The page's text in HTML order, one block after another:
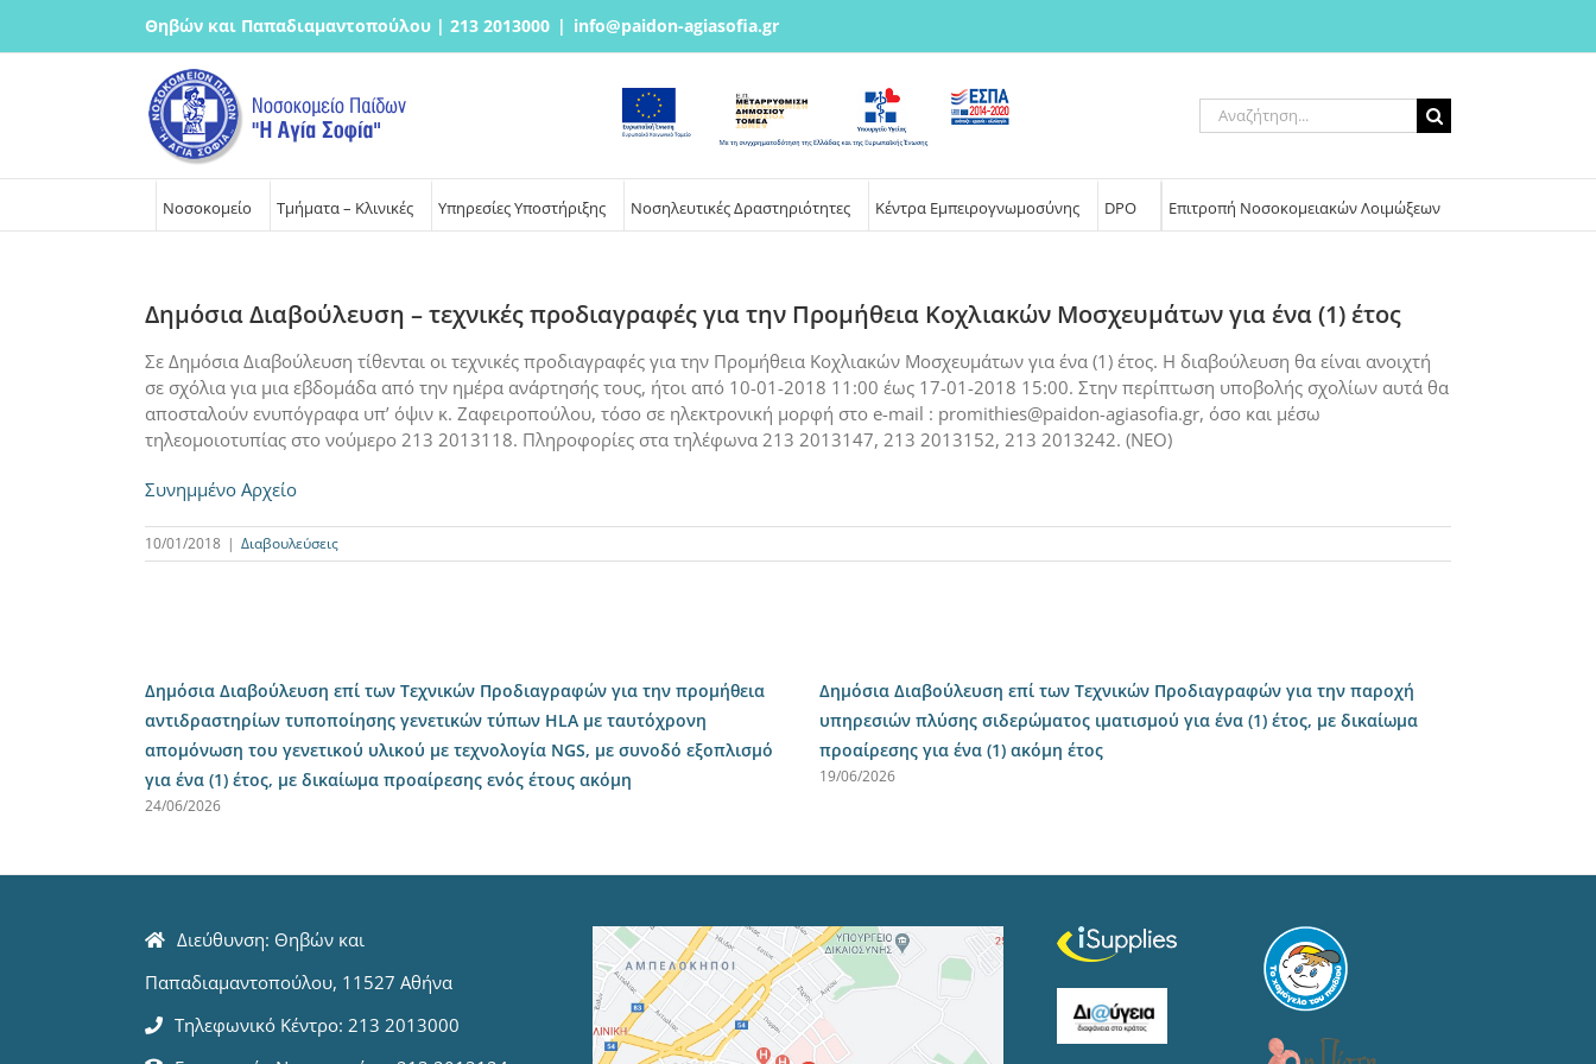
Θηβών και Παπαδιαμαντοπούλου | 213 2013000 | info@paidon-agiasofia.gr
Αναζήτηση
για:
Νοσοκομείο Τμήματα – Κλινικές Υπηρεσίες Υποστήριξης Νοσηλευτικές Δραστηριότητες Κέντρα Εμπειρογνωμοσύνης DPO Επιτροπή Νοσοκομειακών Λοιμώξεων
Δημόσια Διαβούλευση – τεχνικές προδιαγραφές για την Προμήθεια Κοχλιακών Μοσχευμάτων για ένα (1) έτος
Σε Δημόσια Διαβούλευση τίθενται οι τεχνικές προδιαγραφές για την Προμήθεια Κοχλιακών Μοσχευμάτων για ένα (1) έτος. Η διαβούλευση θα είναι ανοιχτή
σε σχόλια για μια εβδομάδα από την ημέρα ανάρτησής τους, ήτοι από 10-01-2018 11:00 έως 17-01-2018 15:00. Στην περίπτωση υποβολής σχολίων αυτά θα
αποσταλούν ενυπόγραφα υπ’ όψιν κ. Ζαφειροπούλου, τόσο σε ηλεκτρονική μορφή στο e-mail : promithies@paidon-agiasofia.gr, όσο και μέσω
τηλεομοιοτυπίας στο νούμερο 213 2013118. Πληροφορίες στα τηλέφωνα 213 2013147, 213 2013152, 213 2013242. (NEO)
Συνημμένο Αρχείο
10/01/2018 | Διαβουλεύσεις
Δημόσια Διαβούλευση επί των Τεχνικών Προδιαγραφών για την προμήθεια
αντιδραστηρίων τυποποίησης γενετικών τύπων HLA με ταυτόχρονη
απομόνωση του γενετικού υλικού με τεχνολογία NGS, με συνοδό εξοπλισμό
για ένα (1) έτος, με δικαίωμα προαίρεσης ενός έτους ακόμη
24/06/2026
Δημόσια Διαβούλευση επί των Τεχνικών Προδιαγραφών για την παροχή
υπηρεσιών πλύσης σιδερώματος ιματισμού για ένα (1) έτος, με δικαίωμα
προαίρεσης για ένα (1) ακόμη έτος
19/06/2026
Διεύθυνση: Θηβών και
Παπαδιαμαντοπούλου, 11527 Αθήνα
Τηλεφωνικό Κέντρο: 213 2013000